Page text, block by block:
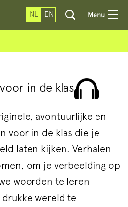
NL EN Menu
in de klas
avontuurlijke en
voor in de klas die je
laten kijken. Verhalen
om je verbeelding op
woorden te leren
wereld te